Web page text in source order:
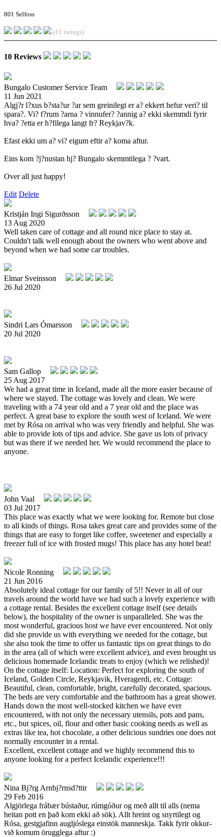
801 Selfoss
(11 ratings)
10 Reviews
Bungalo Customer Service Team
11 Jun 2021
Algj?r l?xus b?sta?ur ?ar sem greinilegt er a? ekkert hefur veri? til
spara?. Vi? f?rum ?arna ? vinnufer? ?annig a? ekki skemmdi fyrir
hva? ?etta er h?filega langt fr? Reykjav?k.
Efast ekki um a? vi? eigum eftir a? koma aftur.
Eins kom ?j?nustan hj? Bungalo skemmtilega ? ?vart.
Over all just happy!
Edit Delete
Kristján Ingi Sigurðsson
13 Aug 2020
Well taken care of cottage and all round nice place to stay at.
Couldn't talk well enough about the owners who went above and
beyond when we had some car troubles.
Elmar Sveinsson
26 Jul 2020
Sindri Lars Ómarsson
20 Jul 2020
Sam Gallop
25 Aug 2017
We had a great time in Iceland, made all the more easier because of
where we stayed. The cottage was lovely and clean. We were
traveling with a 74 year old and a 7 year old and the place was
perfect. A great base to explore the south west of Iceland. We were
met by Rósa on arrival who was very friendly and helpful. She was
able to provide lots of tips and advice. She gave us lots of privacy
but was there if we needed her. We would recommend the place to
anyone.
John Vaal
03 Jul 2017
This place was exactly what we were looking for. Remote but close
to all kinds of things. Rosa takes great care and provides some of the
things that are easy to forget like coffee, sweetener and especially a
freezer full of ice with frosted mugs! This place has any hotel beat!
Nicole Ronning
21 Jun 2016
Absolutely ideal cottage for our family of 5!! Never in all of our
travels around the world have we had such a lovely experience with
a cottage rental. Besides the excellent cottage itself (see details
below), the hospitality of the owner is unparalleled. She was the
most wonderful, gracious host we have ever encountered. Not only
did she provide us with everything we needed for the cottage, but
she also took the time to offer us fantastic tips on great things to do
in the area (all of which were excellent advice), and even brought us
delicious homemade Icelandic treats to enjoy (which we relished)!
On the cottage itself: Location: Perfect for exploring the south of
Iceland, Golden Circle, Reykjavik, Hveragerdi, etc. Cottage:
Beautiful, clean, comfortable, bright, carefully decorated, spacious.
The beds are very comfortable and the bathroom has a great shower.
Hands down the most well-stocked kitchen we have ever
encountered, with not only the necessary utensils, pots and pans,
etc., but spices, oil, flour and other basic cooking needs as well as
extras like tea, hot chocolate, a other delicious sundries one does not
normally encounter in a rental.
Excellent, excellent cottage and we highly recommend this to
anyone looking for a perfect Icelandic experience!!!
Nina Bj?rg Arnbj?rnsd?ttir
29 Feb 2016
Algjörlega frábær bústaður, rúmgóður og með allt til alls (nema
heitan pott en það kom ekki að sök). Allt hreint og snyrtilegt og
Rósa, gestgjafinn augljóslega einstök manneskja. Takk fyrir okkur-
við komum örugglega aftur :)